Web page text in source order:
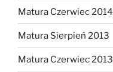
Matura Czerwiec 2014
Matura Sierpień 2013
Matura Czerwiec 2013